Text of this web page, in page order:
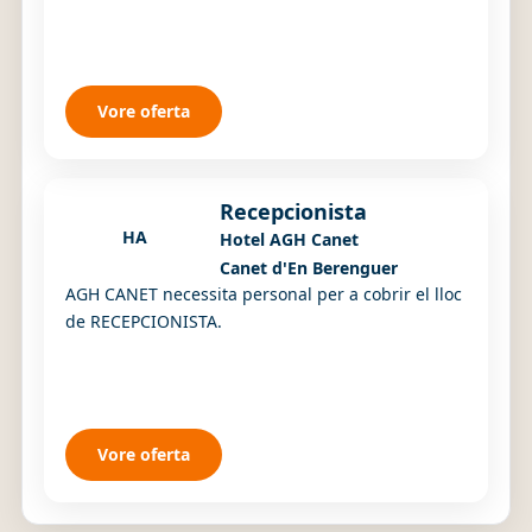
Vore oferta
HA
Recepcionista
Hotel AGH Canet
Canet d'En Berenguer
AGH CANET necessita personal per a cobrir el lloc
de RECEPCIONISTA.
Vore oferta